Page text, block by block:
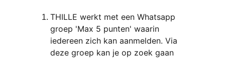
THILLE werkt met een Whatsapp
groep 'Max 5 punten' waarin
iedereen zich kan aanmelden. Via
deze groep kan je op zoek gaan